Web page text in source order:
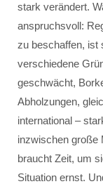
stark verändert.
anspruchsvoll:
zu beschaffen, ist
verschiedene
geschwächt,
Abholzungen,
international –
inzwischen große
braucht Zeit, um
Situation ernst.